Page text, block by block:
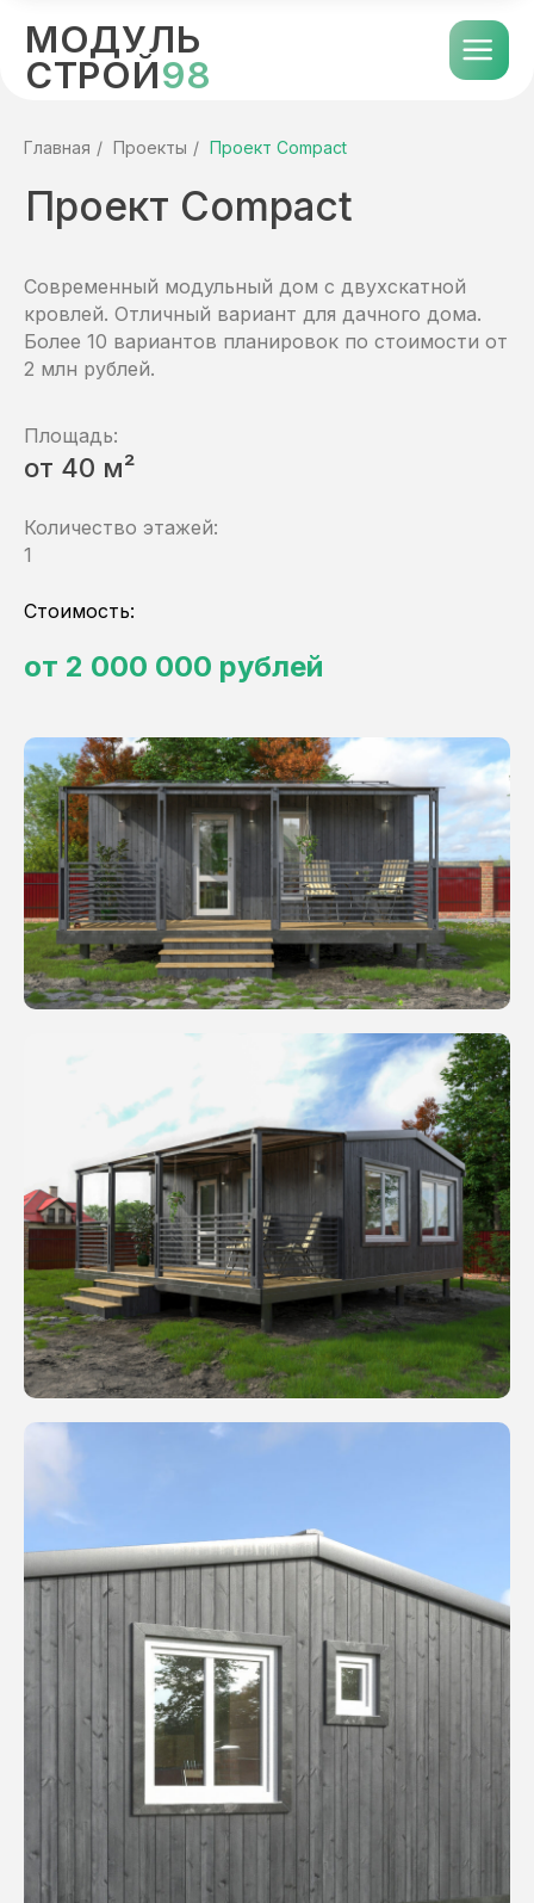
МОДУЛЬ
СТРОЙ98
Главная / Проекты / Проект Compact
Проект Compact
Современный модульный дом с двухскатной
кровлей. Отличный вариант для дачного дома.
Более 10 вариантов планировок по стоимости от
2 млн рублей.
Площадь:
от 40 м²
Количество этажей:
1
Стоимость:
от 2 000 000 рублей